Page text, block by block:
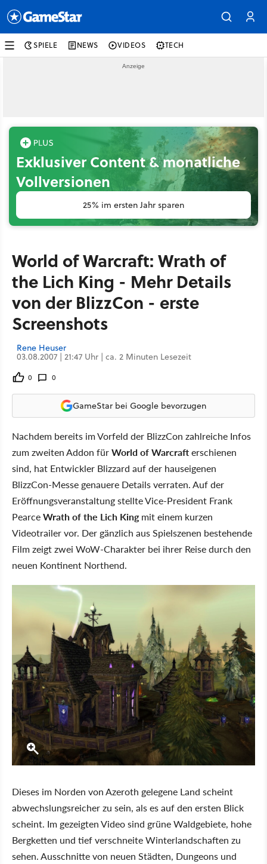
SPIELE NEWS VIDEOS TECH
Exklusiver Content & monatliche
Vollversionen
25% im ersten Jahr sparen
World of Warcraft: Wrath of
the Lich King - Mehr Details
von der BlizzCon - erste
Screenshots
Rene Heuser
03.08.2007 | 21:47 Uhr | ca. 2 Minuten Lesezeit
0 0
GameStar bei Google bevorzugen
Nachdem bereits im Vorfeld der BlizzCon zahlreiche Infos
zum zweiten Addon fürWorld of Warcrafterschienen
sind, hat Entwickler Blizzard auf der hauseigenen
BlizzCon-Messe genauere Details verraten. Auf der
Eröffnungsveranstaltung stellte Vice-President Frank
PearceWrath of the Lich Kingmit einem kurzen
Videotrailer vor. Der gänzlich aus Spielszenen bestehende
Film zeigt zwei WoW-Charakter bei ihrer Reise durch den
neuen Kontinent Northend.
Dieses im Norden von Azeroth gelegene Land scheint
abwechslungsreicher zu sein, als es auf den ersten Blick
scheint. Im gezeigten Video sind grüne Waldgebiete, hohe
Bergketten und tief verschneite Winterlandschaften zu
sehen. Ausschnitte von neuen Städten, Dungeons und